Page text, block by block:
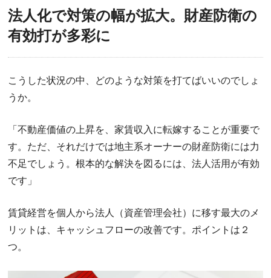
法人化で対策の幅が拡大。財産防衛の
有効打が多彩に
こうした状況の中、どのような対策を打てばいいのでしょ
うか。
「不動産価値の上昇を、家賃収入に転嫁することが重要で
す。ただ、それだけでは地主系オーナーの財産防衛には力
不足でしょう。根本的な解決を図るには、法人活用が有効
です」
賃貸経営を個人から法人（資産管理会社）に移す最大のメ
リットは、キャッシュフローの改善です。ポイントは２
つ。